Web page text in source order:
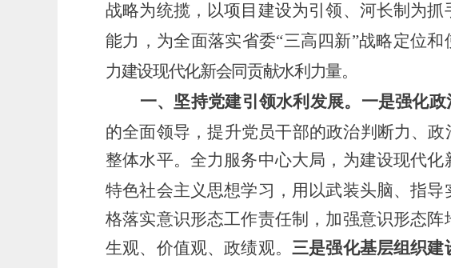
战略为统揽，以项目建设为引领、河长制为
能力，为全面落实省委“三高四新”战略定位和
力建设现代化新会同贡献水利力量。
一、坚持党建引领水利发展。 一是强化
的全面领导，提升党员干部的政治判断力、
整体水平。全力服务中心大局，为建设现代化
特色社会主义思想学习，用以武装头脑、指
格落实意识形态工作责任制，加强意识形态
生观、价值观、政绩观。 三是强化基层组织建